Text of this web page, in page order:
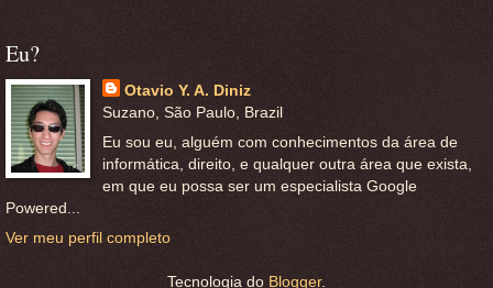
Eu?
Otavio Y. A. Diniz
Suzano, São Paulo, Brazil
Eu sou eu, alguém com conhecimentos da área de
informática, direito, e qualquer outra área que exista,
em que eu possa ser um especialista Google
Powered...
Ver meu perfil completo
Tecnologia do Blogger.